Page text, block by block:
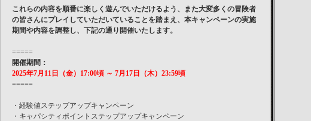
これらの内容を順番に楽しく遊んでいただけるよう、また大変多くの冒険者
の皆さんにプレイしていただいていることを踏まえ、本キャンペーンの実施
期間や内容を調整し、下記の通り開催いたします。
=====
開催期間：
2025年7月11日（金）17:00頃 ～ 7月17日（木）23:59頃
=====
・経験値ステップアップキャンペーン
・キャパシティポイントステップアップキャンペーン